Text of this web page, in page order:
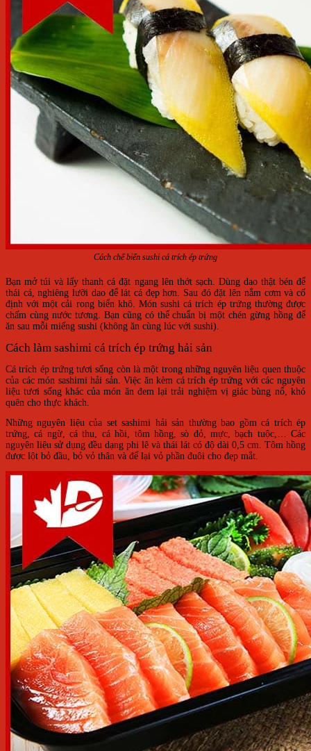
Cách chế biến sushi cá trích ép trứng
Bạn mở túi và lấy thanh cá đặt ngang lên thớt sạch. Dùng dao thật bén để
thái cá, nghiêng lưỡi dao để lát cá đẹp hơn. Sau đó đặt lên nắm cơm và cố
định với một cải rong biển khô. Món sushi cá trích ép trứng thường được
chấm cùng nước tương. Bạn cũng có thể chuẩn bị một chén gừng hồng để
ăn sau mỗi miếng sushi (không ăn cùng lúc với sushi).
Cách làm sashimi cá trích ép trứng hải sản
Cá trích ép trứng tươi sống còn là một trong những nguyên liệu quen thuộc
của các món sashimi hải sản. Việc ăn kèm cá trích ép trứng với các nguyên
liệu tươi sống khác của món ăn đem lại trải nghiệm vị giác bùng nổ, khó
quên cho thực khách.
Những nguyên liệu của set sashimi hải sản thường bao gồm cá trích ép
trứng, cá ngừ, cá thu, cá hồi, tôm hồng, sò đỏ, mực, bạch tuộc,… Các
nguyên liệu sử dụng đều dạng phi lê và thái lát có độ dài 0,5 cm. Tôm hồng
được lột bỏ đầu, bỏ vỏ thân và để lại vỏ phần đuôi cho đẹp mắt.